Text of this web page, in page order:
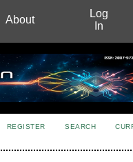
About
Log
In
REGISTER SEARCH